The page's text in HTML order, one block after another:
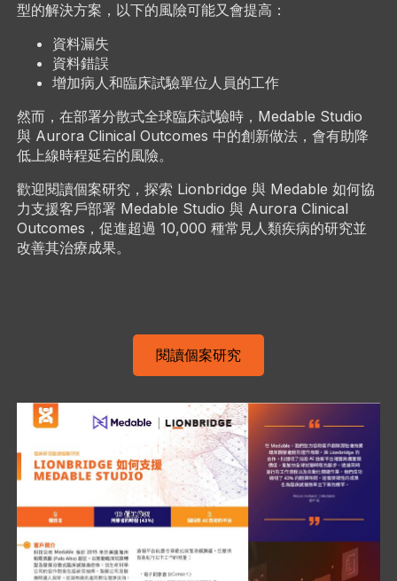
型的解決方案，以下的風險可能又會提高：
資料漏失
資料錯誤
增加病人和臨床試驗單位人員的工作
然而，在部署分散式全球臨床試驗時，Medable Studio
與 Aurora Clinical Outcomes 中的創新做法，會有助降
低上線時程延宕的風險。
歡迎閱讀個案研究，探索 Lionbridge 與 Medable 如何協
力支援客戶部署 Medable Studio 與 Aurora Clinical
Outcomes，促進超過 10,000 種常見人類疾病的研究並
改善其治療成果。
閱讀個案研究